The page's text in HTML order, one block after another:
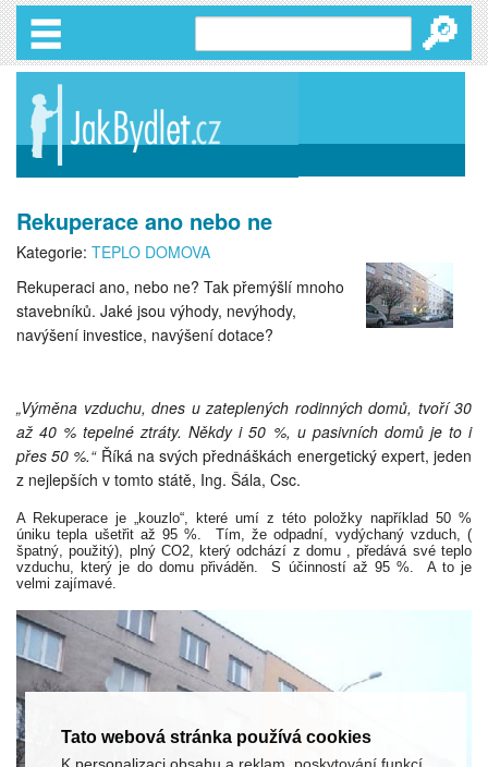
🔎
Rekuperace ano nebo ne
Kategorie: TEPLO DOMOVA
Rekuperaci ano, nebo ne? Tak přemýšlí mnoho
stavebníků. Jaké jsou výhody, nevýhody,
navýšení investice, navýšení dotace?
„Výměna vzduchu, dnes u zateplených rodinných domů, tvoří 30
až 40 % tepelné ztráty. Někdy i 50 %, u pasivních domů je to i
přes 50 %.“Říká na svých přednáškách energetický expert, jeden
z nejlepších v tomto státě, Ing. Šála, Csc.
A Rekuperace je „kouzlo“, které umí z této položky například 50 %
úniku tepla ušetřit až 95 %.
Tím, že odpadní, vydýchaný vzduch, (
špatný, použitý), plný CO2, který odchází z domu , předává své teplo
vzduchu, který je do domu přiváděn.
S účinností až 95 %.
A to je
velmi zajímavé.
Tato webová stránka používá cookies